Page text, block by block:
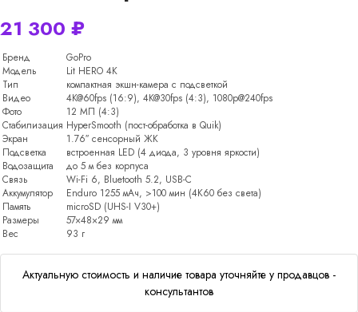
21 300 ₽
Бренд
GoPro
Модель
Lit HERO 4K
Тип
компактная экшн-камера с подсветкой
Видео
4K@60fps (16:9), 4K@30fps (4:3), 1080p@240fps
Фото
12 МП (4:3)
Стабилизация HyperSmooth (пост-обработка в Quik)
Экран
1.76″ сенсорный ЖК
Подсветка
встроенная LED (4 диода, 3 уровня яркости)
Водозащита
до 5 м без корпуса
Связь
Wi-Fi 6, Bluetooth 5.2, USB-C
Аккумулятор
Enduro 1255 мАч, >100 мин (4K60 без света)
Память
microSD (UHS-I V30+)
Размеры
57×48×29 мм
Вес
93 г
Актуальную стоимость и наличие товара уточняйте у продавцов -
консультантов